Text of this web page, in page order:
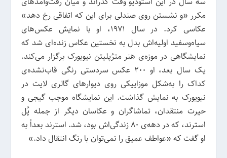
مکرر «و نشستن روی صندلی برای این که اتفاقی رخ دهد»
عکاسی کرد. در سال 1971، او با نمایش عکس‌های
سیاه‌وسفید اولیه‌اش بدل به نخستین عکاس زنده‌ای شد که
نمایشگاهی در موزه‌ی هنر مترُپلیتن نیویورک برگزار می‌کند.
یک سال بعد، او 200 عکس سردستی رنگی قاب‌نشده‌ی
کداک را به‌شکل موزاییکی روی دیوارهای گالری لایت در
نیویورک به نمایش گذاشت. این نمایشگاه موجب گیجی و
حیرت منتقدان، تماشاگران و عکاسان دیگر از جمله پُل
استرند، که در دهه‌ی 80 زندگی‌اش بود، شد. استرند بعداً به
او گفت که «عواطف عمیق را نمی‌توان با رنگ انتقال داد.»